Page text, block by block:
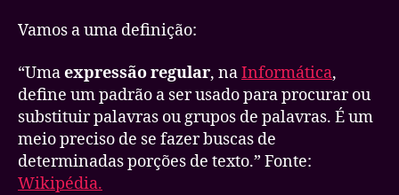
Vamos a uma definição:
“Umaexpressão regular, naInformática,
define um padrão a ser usado para procurar ou
substituir palavras ou grupos de palavras. É um
meio preciso de se fazer buscas de
determinadas porções de texto.” Fonte:
Wikipédia.